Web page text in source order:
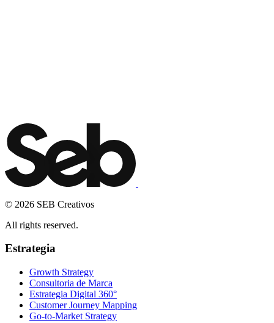
© 2026 SEB Creativos
All rights reserved.
Estrategia
Growth Strategy
Consultoria de Marca
Estrategia Digital 360°
Customer Journey Mapping
Go-to-Market Strategy